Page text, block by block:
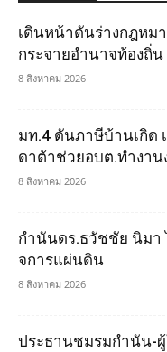
เดินหน้าดันร่างกฎหม
กระจายอำนาจท้องถิ่
8 สิงหาคม 2026
มท.4 ดันภาษีบ้านเกิด
ดาต้าช่วยอบต.ทำงาน
8 สิงหาคม 2026
กำนันดร.ธวัชชัย นิมา
จการแผ่นดิน
8 สิงหาคม 2026
ประธานชมรมกำนัน-